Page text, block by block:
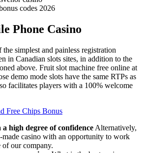
codes 2026
Phone Casino
simplest and painless registration
in Canadian slots sites, in addition to the
above. Fruit slot machine free online at
demo mode slots have the same RTPs as
facilitates players with a 100% welcome
Free Chips Bonus
high degree of confidence Alternatively,
made casino with an opportunity to work
of our company.